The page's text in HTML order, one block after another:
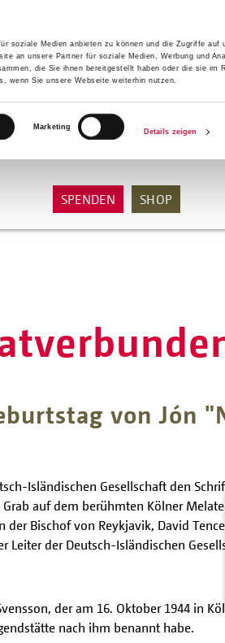
soziale Medien anbieten zu können und die Zugriffe auf
an unsere Partner für soziale Medien, Werbung und
die Sie ihnen bereitgestellt haben oder die sie im
wenn Sie unsere Webseite weiterhin nutzen.
Marketing
Details zeigen
SPENDEN SHOP
von Jón
Isländischen Gesellschaft den
auf dem berühmten Kölner
Bischof von Reykjavik, David
der Deutsch-Isländischen
der am 16. Oktober 1944 in
nach ihm benannt habe.